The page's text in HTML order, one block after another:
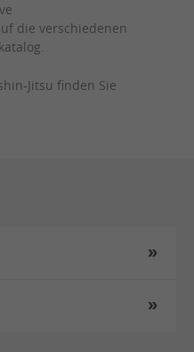
die verschiedenen
Jitsu finden Sie